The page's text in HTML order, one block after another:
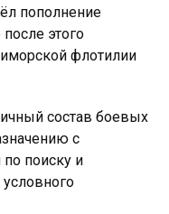
пополнение
этого
флотилии
состав боевых
с
по поиску и